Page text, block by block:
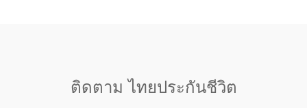
ติดตาม ไทยประกันชีวิต